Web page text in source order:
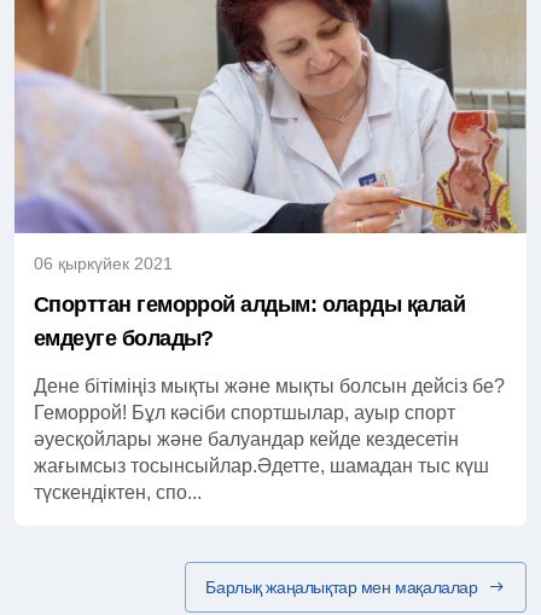
06 қыркүйек 2021
Спорттан геморрой алдым: оларды қалай
емдеуге болады?
Дене бітіміңіз мықты және мықты болсын дейсіз бе?
Геморрой! Бұл кәсіби спортшылар, ауыр спорт
әуесқойлары және балуандар кейде кездесетін
жағымсыз тосынсыйлар.Әдетте, шамадан тыс күш
түскендіктен, спо...
Барлық жаңалықтар мен мақалалар